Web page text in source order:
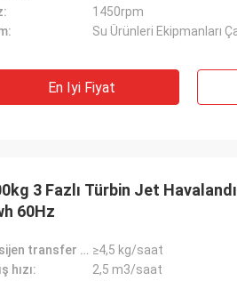
1450rpm
Su Ürünleri Ekipmanları
En Iyi Fiyat
3 Fazlı Türbin Jet
60Hz
oksijen transfer kapasitesi: ≥4,5 kg/saat
hızı:
2,5 m3/saat